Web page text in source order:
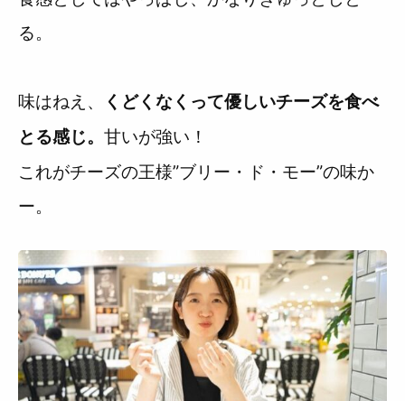
る。
味はねえ、
くどくなくって優しいチーズを食べ
とる感じ。 甘いが強い！
これがチーズの王様”ブリー・ド・モー”の味か
ー。